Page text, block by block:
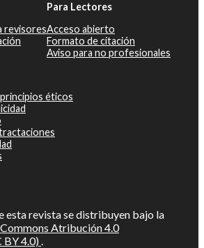
revisores
Para Lectores
Acceso abierto
Formato de citación
Aviso para no profesionales
éticos
esta revista se distribuyen bajo la
Atribución 4.0
BY 4.0) .